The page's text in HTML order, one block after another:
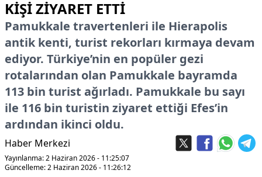
KIŞI ZIYARET ETTI
Pamukkale travertenleri ile Hierapolis
antik kenti, turist rekorları kırmaya devam
ediyor. Türkiye’nin en popüler gezi
rotalarından olan Pamukkale bayramda
113 bin turist ağırladı. Pamukkale bu sayı
ile 116 bin turistin ziyaret ettiği Efes’in
ardından ikinci oldu.
Haber Merkezi
Yayınlanma: 2 Haziran 2026 - 11:25:07
Güncelleme: 2 Haziran 2026 - 11:26:12